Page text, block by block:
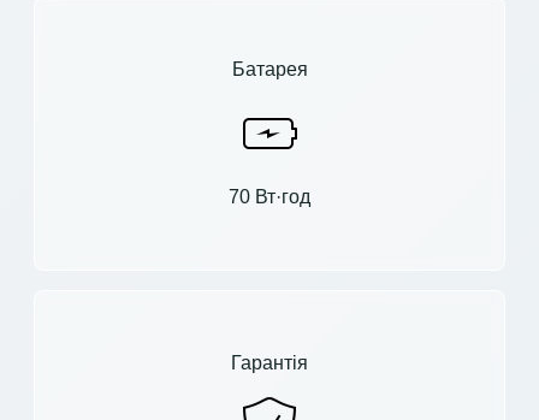
Батарея
70 Вт·год
Гарантія